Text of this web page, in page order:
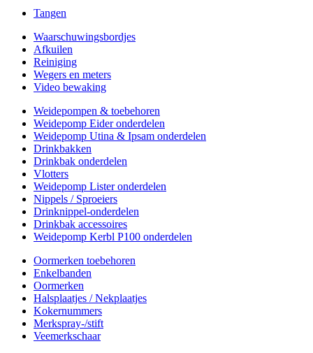
Tangen
Waarschuwingsbordjes
Afkuilen
Reiniging
Wegers en meters
Video bewaking
Weidepompen & toebehoren
Weidepomp Eider onderdelen
Weidepomp Utina & Ipsam onderdelen
Drinkbakken
Drinkbak onderdelen
Vlotters
Weidepomp Lister onderdelen
Nippels / Sproeiers
Drinknippel-onderdelen
Drinkbak accessoires
Weidepomp Kerbl P100 onderdelen
Oormerken toebehoren
Enkelbanden
Oormerken
Halsplaatjes / Nekplaatjes
Kokernummers
Merkspray-/stift
Veemerkschaar